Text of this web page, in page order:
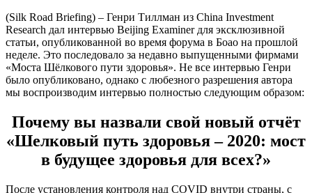
(Silk Road Briefing) – Генри Тиллман из China Investment
Research дал интервью Beijing Examiner для эксклюзивной
статьи, опубликованной во время форума в Боао на прошлой
неделе. Это последовало за недавно выпущенными фирмами
«Моста Шёлкового пути здоровья». Не все интервью Генри
было опубликовано, однако с любезного разрешения автора
мы воспроизводим интервью полностью следующим образом:
Почему вы назвали свой новый отчёт
«Шелковый путь здоровья – 2020: мост
в будущее здоровья для всех?»
После установления контроля над COVID внутри страны, с